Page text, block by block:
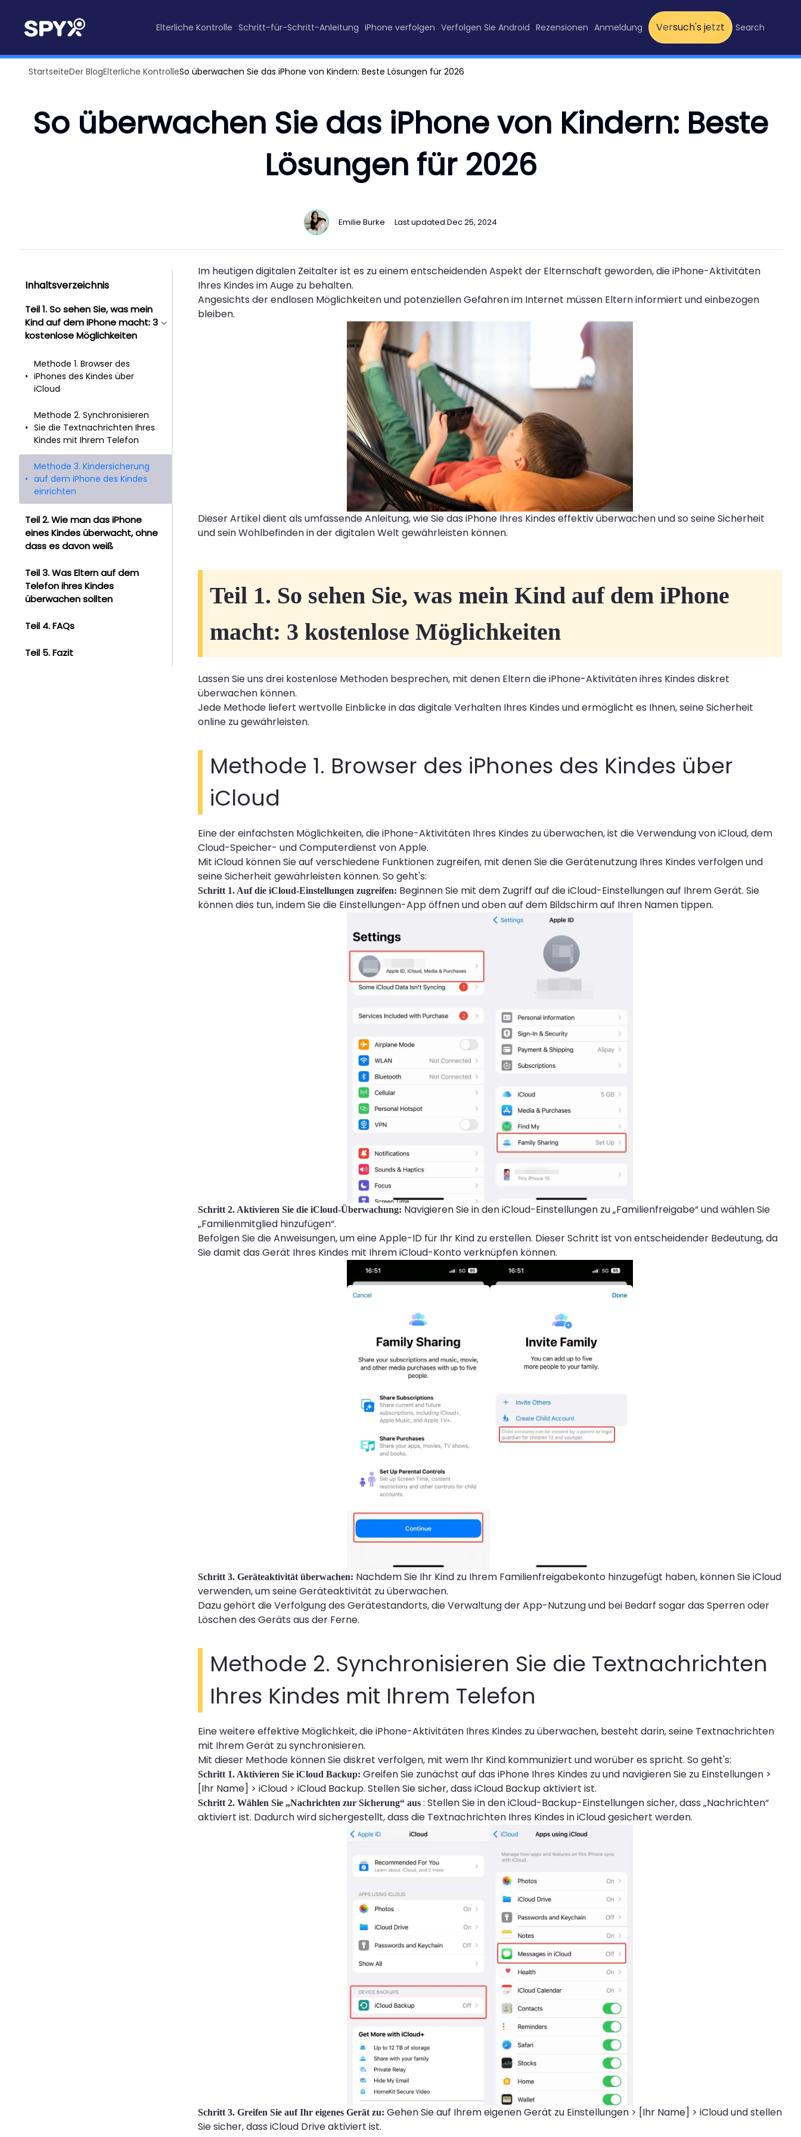
Elterliche Kontrolle Schritt-für-Schritt-Anleitung iPhone verfolgen Verfolgen Sie Android Rezensionen Anmeldung Versuch's jetzt Search
StartseiteDer BlogElterliche KontrolleSo überwachen Sie das iPhone von Kindern: Beste Lösungen für 2026
So überwachen Sie das iPhone von Kindern: Beste
Lösungen für 2026
Emilie Burke Last updated:Dec 25, 2024
Inhaltsverzeichnis
Teil 1. So sehen Sie, was mein
Kind auf dem iPhone macht: 3
kostenlose Möglichkeiten
Methode 1. Browser des
iPhones des Kindes über
iCloud
Methode 2. Synchronisieren
Sie die Textnachrichten Ihres
Kindes mit Ihrem Telefon
Methode 3. Kindersicherung
auf dem iPhone des Kindes
einrichten
Teil 2. Wie man das iPhone
eines Kindes überwacht, ohne
dass es davon weiß
Teil 3. Was Eltern auf dem
Telefon ihres Kindes
überwachen sollten
Teil 4. FAQs
Teil 5. Fazit
Im heutigen digitalen Zeitalter ist es zu einem entscheidenden Aspekt der Elternschaft geworden, die iPhone-Aktivitäten
Ihres Kindes im Auge zu behalten.
Angesichts der endlosen Möglichkeiten und potenziellen Gefahren im Internet müssen Eltern informiert und einbezogen
bleiben.
Dieser Artikel dient als umfassende Anleitung, wie Sie das iPhone Ihres Kindes effektiv überwachen und so seine Sicherheit
und sein Wohlbefinden in der digitalen Welt gewährleisten können.
Teil 1. So sehen Sie, was mein Kind auf dem iPhone
macht: 3 kostenlose Möglichkeiten
Lassen Sie uns drei kostenlose Methoden besprechen, mit denen Eltern die iPhone-Aktivitäten ihres Kindes diskret
überwachen können.
Jede Methode liefert wertvolle Einblicke in das digitale Verhalten Ihres Kindes und ermöglicht es Ihnen, seine Sicherheit
online zu gewährleisten.
Methode 1. Browser des iPhones des Kindes über
iCloud
Eine der einfachsten Möglichkeiten, die iPhone-Aktivitäten Ihres Kindes zu überwachen, ist die Verwendung von iCloud, dem
Cloud-Speicher- und Computerdienst von Apple.
Mit iCloud können Sie auf verschiedene Funktionen zugreifen, mit denen Sie die Gerätenutzung Ihres Kindes verfolgen und
seine Sicherheit gewährleisten können. So geht's:
Schritt 1. Auf die iCloud-Einstellungen zugreifen: Beginnen Sie mit dem Zugriff auf die iCloud-Einstellungen auf Ihrem Gerät. Sie
können dies tun, indem Sie die Einstellungen-App öffnen und oben auf dem Bildschirm auf Ihren Namen tippen.
Schritt 2. Aktivieren Sie die iCloud-Überwachung: Navigieren Sie in den iCloud-Einstellungen zu „Familienfreigabe“ und wählen Sie
„Familienmitglied hinzufügen“.
Befolgen Sie die Anweisungen, um eine Apple-ID für Ihr Kind zu erstellen. Dieser Schritt ist von entscheidender Bedeutung, da
Sie damit das Gerät Ihres Kindes mit Ihrem iCloud-Konto verknüpfen können.
Schritt 3. Geräteaktivität überwachen: Nachdem Sie Ihr Kind zu Ihrem Familienfreigabekonto hinzugefügt haben, können Sie iCloud
verwenden, um seine Geräteaktivität zu überwachen.
Dazu gehört die Verfolgung des Gerätestandorts, die Verwaltung der App-Nutzung und bei Bedarf sogar das Sperren oder
Löschen des Geräts aus der Ferne.
Methode 2. Synchronisieren Sie die Textnachrichten
Ihres Kindes mit Ihrem Telefon
Eine weitere effektive Möglichkeit, die iPhone-Aktivitäten Ihres Kindes zu überwachen, besteht darin, seine Textnachrichten
mit Ihrem Gerät zu synchronisieren.
Mit dieser Methode können Sie diskret verfolgen, mit wem Ihr Kind kommuniziert und worüber es spricht. So geht's:
Schritt 1. Aktivieren Sie iCloud Backup: Greifen Sie zunächst auf das iPhone Ihres Kindes zu und navigieren Sie zu Einstellungen >
[Ihr Name] > iCloud > iCloud Backup. Stellen Sie sicher, dass iCloud Backup aktiviert ist.
Schritt 2. Wählen Sie „Nachrichten zur Sicherung“ aus : Stellen Sie in den iCloud-Backup-Einstellungen sicher, dass „Nachrichten“
aktiviert ist. Dadurch wird sichergestellt, dass die Textnachrichten Ihres Kindes in iCloud gesichert werden.
Schritt 3. Greifen Sie auf Ihr eigenes Gerät zu: Gehen Sie auf Ihrem eigenen Gerät zu Einstellungen > [Ihr Name] > iCloud und stellen
Sie sicher, dass iCloud Drive aktiviert ist.